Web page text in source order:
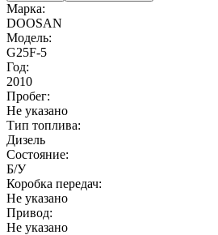
Марка:
DOOSAN
Модель:
G25F-5
Год:
2010
Пробег:
Не указано
Тип топлива:
Дизель
Состояние:
Б/У
Коробка передач:
Не указано
Привод:
Не указано